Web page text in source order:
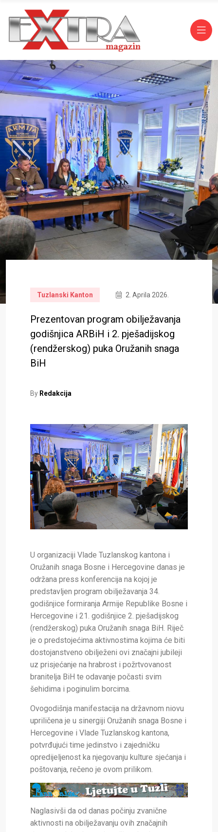
Tuzlanski Kanton 2. Aprila 2026.
Prezentovan program obilježavanja
godišnjica ARBiH i 2. pješadijskog
(rendžerskog) puka Oružanih snaga
BiH
By Redakcija
U organizaciji Vlade Tuzlanskog kantona i
Oružanih snaga Bosne i Hercegovine danas je
održana press konferencija na kojoj je
predstavljen program obilježavanja 34.
godišnjice formiranja Armije Republike Bosne i
Hercegovine i 21. godišnjice 2. pješadijskog
(rendžerskog) puka Oružanih snaga BiH. Riječ
je o predstojećima aktivnostima kojima će biti
dostojanstveno obilježeni ovi značajni jubileji
uz prisjećanje na hrabrost i požrtvovanost
branitelja BiH te odavanje počasti svim
šehidima i poginulim borcima.
Ovogodišnja manifestacija na državnom niovu
upriličena je u sinergiji Oružanih snaga Bosne i
Hercegovine i Vlade Tuzlanskog kantona,
potvrđujući time jedinstvo i zajedničku
opredijeljenost ka njegovanju kulture sjećanja i
poštovanja, rečeno je ovom prilikom.
Naglasivši da od danas počinju zvanične
aktivnosti na obilježavanju ovih značajnih